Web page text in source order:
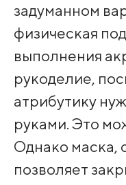
задуманном
физическая
выполнения
рукоделие,
атрибутику
руками. Это
Однако маска,
позволяет